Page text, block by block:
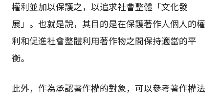
權利並加以保護之，以追求社會整體「文化發
展」。也就是說，其目的是在保護著作人個人的權
利和促進社會整體利用著作物之間保持適當的平
衡。
此外，作為承認著作權的對象，可以參考著作權法